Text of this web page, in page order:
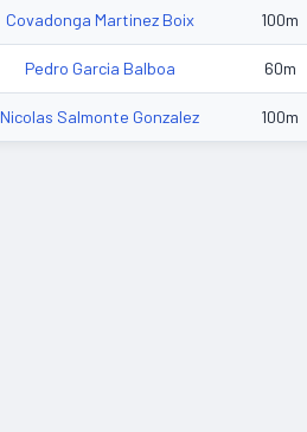
Covadonga Martinez Boix 100m
Pedro Garcia Balboa 60m
Nicolas Salmonte Gonzalez 100m